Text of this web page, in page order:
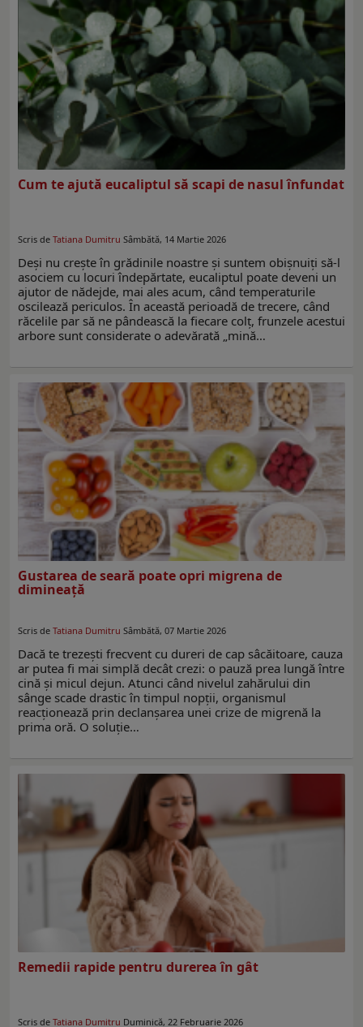
Cum te ajută eucaliptul să scapi de nasul înfundat
Scris de Tatiana Dumitru Sâmbătă, 14 Martie 2026
Deși nu crește în grădinile noastre și suntem obișnuiți să-l
asociem cu locuri îndepărtate, eucaliptul poate deveni un
ajutor de nădejde, mai ales acum, când temperaturile
oscilează periculos. În această perioadă de trecere, când
răcelile par să ne pândească la fiecare colț, frunzele acestui
arbore sunt considerate o adevărată „mină…
Gustarea de seară poate opri migrena de
dimineață
Scris de Tatiana Dumitru Sâmbătă, 07 Martie 2026
Dacă te trezești frecvent cu dureri de cap sâcăitoare, cauza
ar putea fi mai simplă decât crezi: o pauză prea lungă între
cină și micul dejun. Atunci când nivelul zahărului din
sânge scade drastic în timpul nopții, organismul
reacționează prin declanșarea unei crize de migrenă la
prima oră. O soluție…
Remedii rapide pentru durerea în gât
Scris de Tatiana Dumitru Duminică, 22 Februarie 2026